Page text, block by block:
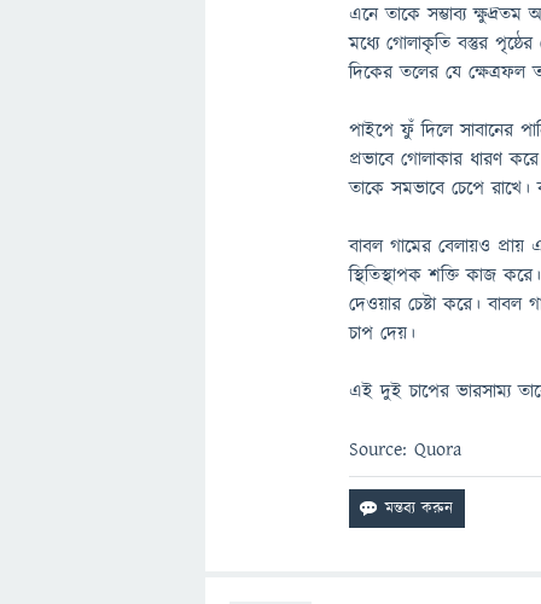
এনে তাকে সম্ভাব্য
মধ্যে গোলাকৃতি বস্তুর
দিকের তলের যে ক্ষেত্রফল
পাইপে ফুঁ দিলে সাবানের
প্রভাবে গোলাকার ধারণ
তাকে সমভাবে চেপে
বাবল গামের বেলায়ও প্রায়
স্থিতিস্থাপক শক্তি কাজ
দেওয়ার চেষ্টা করে। বাবল
চাপ দেয়।
এই দুই চাপের ভারসাম্য
Source: Quora